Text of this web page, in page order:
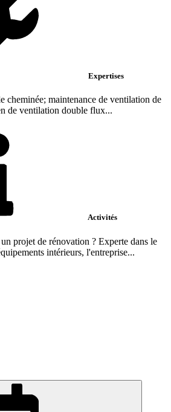
Expertises
cheminée; maintenance de ventilation de
de ventilation double flux...
Activités
projet de rénovation ? Experte dans le
intérieurs, l'entreprise...